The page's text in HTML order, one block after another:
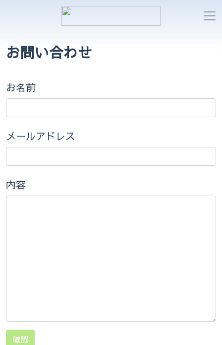
お問い合わせ
お名前
メールアドレス
内容
確認